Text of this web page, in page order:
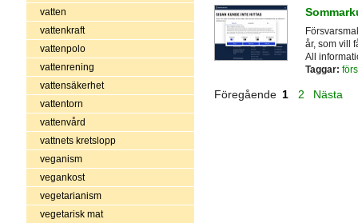
vatten
vattenkraft
vattenpolo
vattenrening
vattensäkerhet
vattentorn
vattenvård
vattnets kretslopp
veganism
vegankost
vegetarianism
vegetarisk mat
år, som vill
All
Taggar:
Föregående 1 2 Nästa